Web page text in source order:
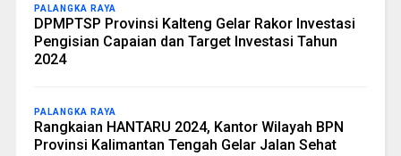
PALANGKA RAYA
DPMPTSP Provinsi Kalteng Gelar Rakor Investasi
Pengisian Capaian dan Target Investasi Tahun
2024
PALANGKA RAYA
Rangkaian HANTARU 2024, Kantor Wilayah BPN
Provinsi Kalimantan Tengah Gelar Jalan Sehat